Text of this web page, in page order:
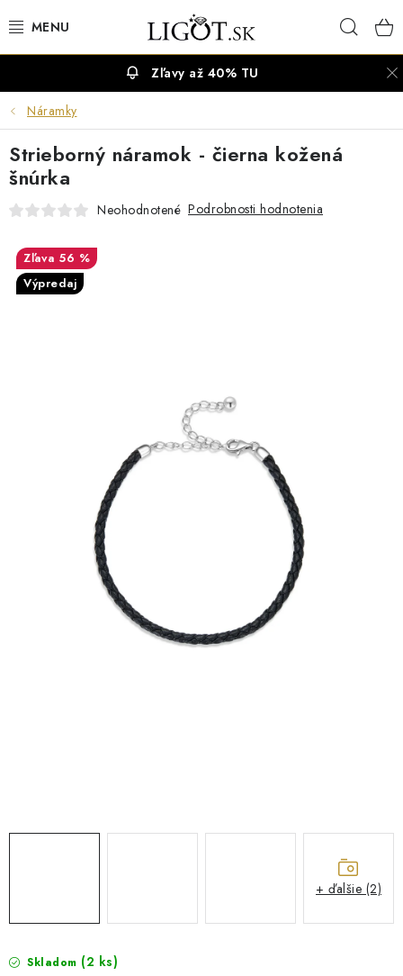
na
NÁUŠNICE
NÁHRDELNÍKY
NÁRAMKY
PRSTENE
Doprava a platba Vrátenie, výmena, reklamácia
Obchodné podmienky
Zľavy až 40% TU
Náramky
Skladom (2 ks)
Strieborný náramok - čierna kožená
šnúrka
Neohodnotené Podrobnosti hodnotenia
56 %
Výpredaj
+ ďalšie (2)